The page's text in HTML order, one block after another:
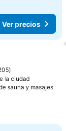
Ver precios
la ciudad
sauna y masajes